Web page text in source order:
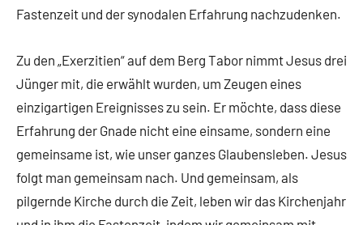
Fastenzeit und der synodalen Erfahrung nachzudenken.
Zu den „Exerzitien“ auf dem Berg Tabor nimmt Jesus drei
Jünger mit, die erwählt wurden, um Zeugen eines
einzigartigen Ereignisses zu sein. Er möchte, dass diese
Erfahrung der Gnade nicht eine einsame, sondern eine
gemeinsame ist, wie unser ganzes Glaubensleben. Jesus
folgt man gemeinsam nach. Und gemeinsam, als
pilgernde Kirche durch die Zeit, leben wir das Kirchenjahr